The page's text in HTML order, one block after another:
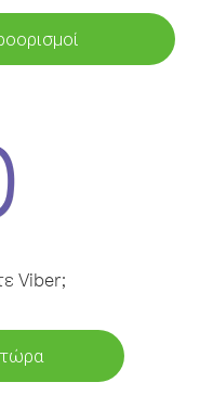
Viber;